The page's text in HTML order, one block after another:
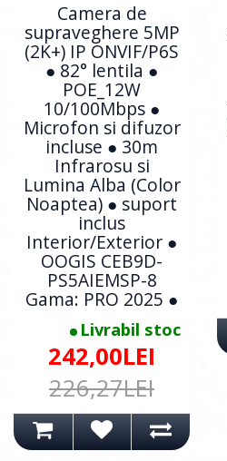
Camera de
supraveghere 5MP
(2K+) IP ONVIF/P6S
● 82° lentila ●
POE_12W
10/100Mbps ●
Microfon si difuzor
incluse ● 30m
Infrarosu si
Lumina Alba (Color
Noaptea) ● suport
inclus
Interior/Exterior ●
OOGIS CEB9D-
PS5AIEMSP-8
Gama: PRO 2025 ●
Livrabil stoc
242,00LEI
226,27LEI